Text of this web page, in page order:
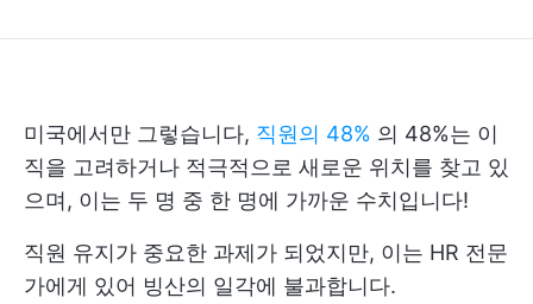
미국에서만 그렇습니다, 직원의 48% 의 48%는 이
직을 고려하거나 적극적으로 새로운 위치를 찾고 있
으며, 이는 두 명 중 한 명에 가까운 수치입니다!
직원 유지가 중요한 과제가 되었지만, 이는 HR 전문
가에게 있어 빙산의 일각에 불과합니다.